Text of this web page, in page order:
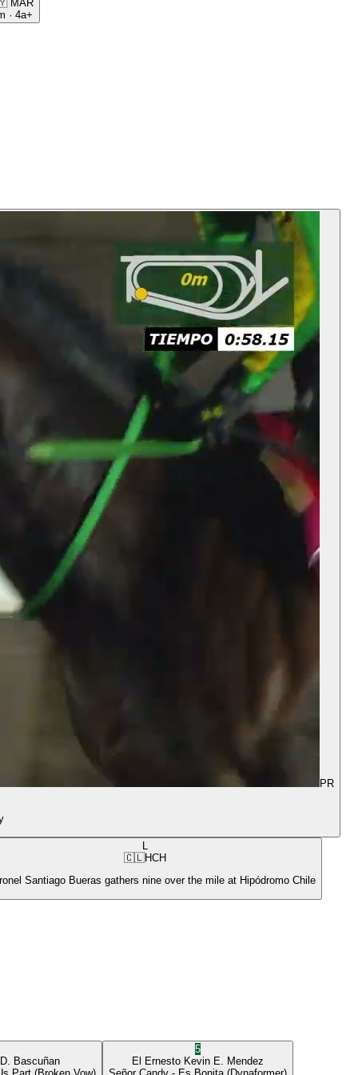
MAR
· 4a+
PR
L
🇨🇱HCH
Santiago Bueras gathers nine over the mile at Hipódromo Chile
Bascuñan
5
El Ernesto Kevin E. Mendez